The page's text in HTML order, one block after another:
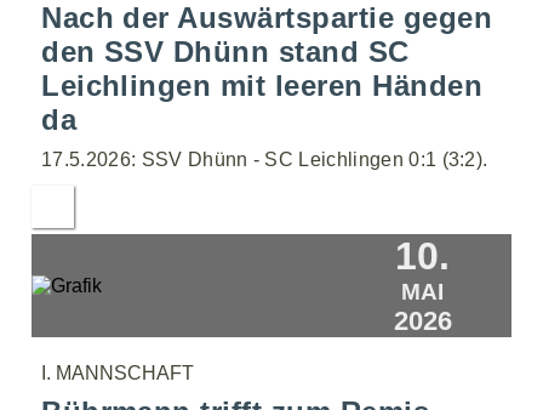
Nach der Auswärtspartie gegen
den SSV Dhünn stand SC
Leichlingen mit leeren Händen
da
17.5.2026: SSV Dhünn - SC Leichlingen 0:1 (3:2).
10.
MAI
2026
I. MANNSCHAFT